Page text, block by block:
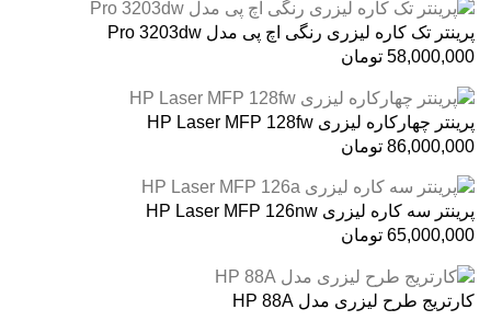
پرینتر تک کاره لیزری رنگی اچ پی مدل Pro 3203dw
58,000,000 تومان
پرینتر چهارکاره لیزری HP Laser MFP 128fw
86,000,000 تومان
پرینتر سه کاره لیزری HP Laser MFP 126nw
65,000,000 تومان
کارتریج طرح لیزری مدل HP 88A